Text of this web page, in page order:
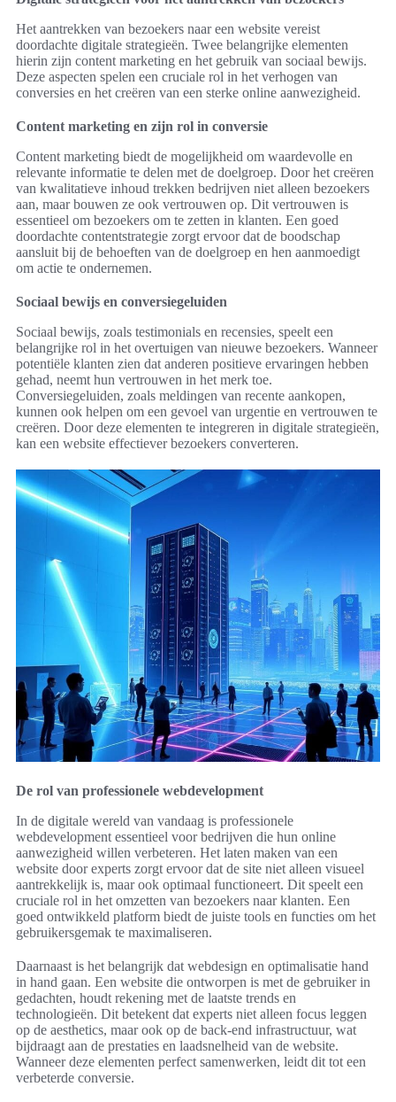
Het aantrekken van bezoekers naar een website vereist
doordachte digitale strategieën. Twee belangrijke elementen
hierin zijn content marketing en het gebruik van sociaal bewijs.
Deze aspecten spelen een cruciale rol in het verhogen van
conversies en het creëren van een sterke online aanwezigheid.
Content marketing en zijn rol in conversie
Content marketing biedt de mogelijkheid om waardevolle en
relevante informatie te delen met de doelgroep. Door het creëren
van kwalitatieve inhoud trekken bedrijven niet alleen bezoekers
aan, maar bouwen ze ook vertrouwen op. Dit vertrouwen is
essentieel om bezoekers om te zetten in klanten. Een goed
doordachte contentstrategie zorgt ervoor dat de boodschap
aansluit bij de behoeften van de doelgroep en hen aanmoedigt
om actie te ondernemen.
Sociaal bewijs en conversiegeluiden
Sociaal bewijs, zoals testimonials en recensies, speelt een
belangrijke rol in het overtuigen van nieuwe bezoekers. Wanneer
potentiële klanten zien dat anderen positieve ervaringen hebben
gehad, neemt hun vertrouwen in het merk toe.
Conversiegeluiden, zoals meldingen van recente aankopen,
kunnen ook helpen om een gevoel van urgentie en vertrouwen te
creëren. Door deze elementen te integreren in digitale strategieën,
kan een website effectiever bezoekers converteren.
De rol van professionele webdevelopment
In de digitale wereld van vandaag is professionele
webdevelopment essentieel voor bedrijven die hun online
aanwezigheid willen verbeteren. Het laten maken van een
website door experts zorgt ervoor dat de site niet alleen visueel
aantrekkelijk is, maar ook optimaal functioneert. Dit speelt een
cruciale rol in het omzetten van bezoekers naar klanten. Een
goed ontwikkeld platform biedt de juiste tools en functies om het
gebruikersgemak te maximaliseren.
Daarnaast is het belangrijk dat webdesign en optimalisatie hand
in hand gaan. Een website die ontworpen is met de gebruiker in
gedachten, houdt rekening met de laatste trends en
technologieën. Dit betekent dat experts niet alleen focus leggen
op de aesthetics, maar ook op de back-end infrastructuur, wat
bijdraagt aan de prestaties en laadsnelheid van de website.
Wanneer deze elementen perfect samenwerken, leidt dit tot een
verbeterde conversie.